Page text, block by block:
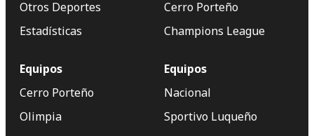
Otros Deportes
Estadísticas
Cerro Porteño
Champions League
Equipos
Cerro Porteño
Olimpia
Equipos
Nacional
Sportivo Luqueño